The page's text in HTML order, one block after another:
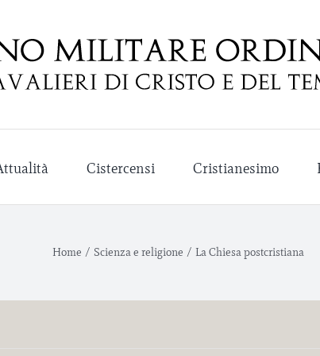
Cistercensi Cristianesimo
Home / Scienza e religione / La Chiesa postcristiana